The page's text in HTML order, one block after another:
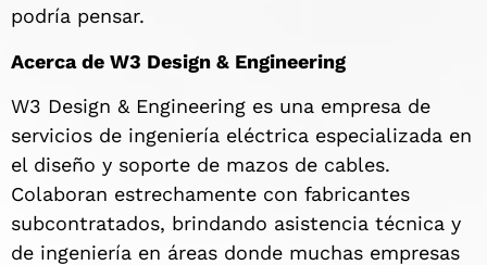
podría pensar.
Acerca de W3 Design & Engineering
W3 Design & Engineering es una empresa de
servicios de ingeniería eléctrica especializada en
el diseño y soporte de mazos de cables.
Colaboran estrechamente con fabricantes
subcontratados, brindando asistencia técnica y
de ingeniería en áreas donde muchas empresas